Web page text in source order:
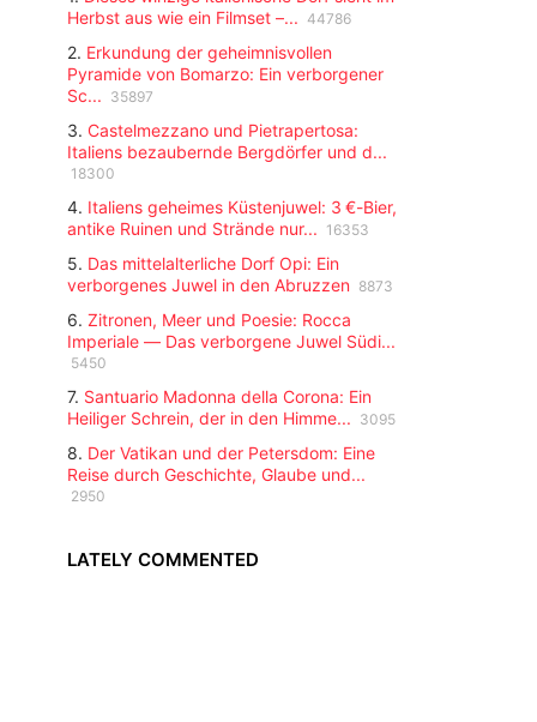
jahrhundertealten Traditionen, das jedes Jahr
Besucher aus aller Welt anzieht.
Herbst aus wie ein Filmset –... 44786
2. Erkundung der geheimnisvollen
Pyramide von Bomarzo: Ein verborgener
Sc... 35897
3. Castelmezzano und Pietrapertosa:
Italiens bezaubernde Bergdörfer und d...
18300
4. Italiens geheimes Küstenjuwel: 3 €-Bier,
antike Ruinen und Strände nur... 16353
5. Das mittelalterliche Dorf Opi: Ein
verborgenes Juwel in den Abruzzen 8873
6. Zitronen, Meer und Poesie: Rocca
Imperiale — Das verborgene Juwel Südi...
5450
7. Santuario Madonna della Corona: Ein
Heiliger Schrein, der in den Himme... 3095
8. Der Vatikan und der Petersdom: Eine
Reise durch Geschichte, Glaube und...
2950
LATELY COMMENTED